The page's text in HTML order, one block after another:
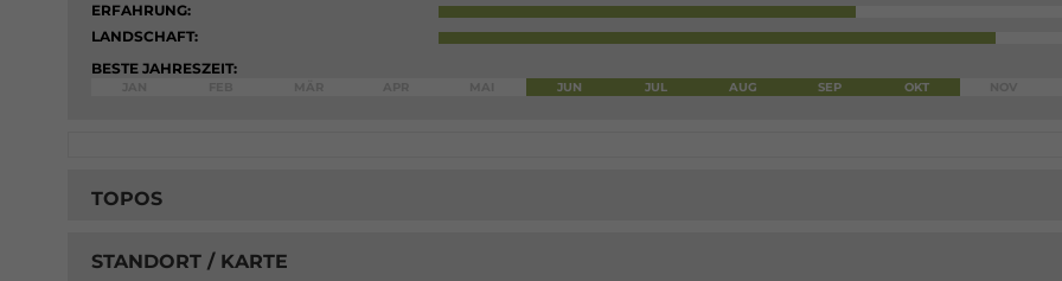
ERFAHRUNG:
LANDSCHAFT:
BESTE JAHRESZEIT:
JUN JUL AUG SEP OKT
TOPOS
STANDORT / KARTE